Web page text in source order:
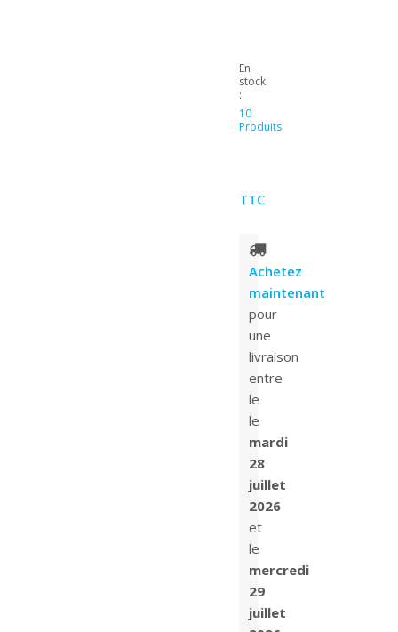
En
stock
:
10
Produits
TTC
Achetez
maintenant
pour
une
livraison
entre
le
le
mardi
28
juillet
2026
et
le
mercredi
29
juillet